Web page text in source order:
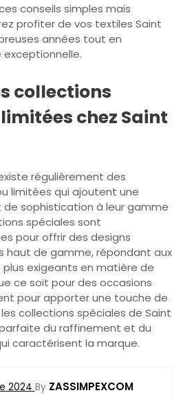
conseils simples mais
profiter de vos textiles Saint
années tout en
collections
chez Saint
régulièrement des
limitées qui ajoutent une
de sophistication à leur gamme
spéciales sont
pour offrir des designs
haut de gamme, répondant aux
exigeants en matière de
ce soit pour des occasions
pour apporter une touche de
collections spéciales de Saint
parfaite du raffinement et du
caractérisent la marque.
2024 By ZASSIMPEXCOM